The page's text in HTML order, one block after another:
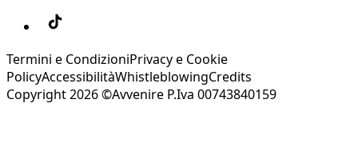
Termini e CondizioniPrivacy e Cookie
PolicyAccessibilitàWhistleblowingCredits
Copyright 2026 ©Avvenire P.Iva 00743840159